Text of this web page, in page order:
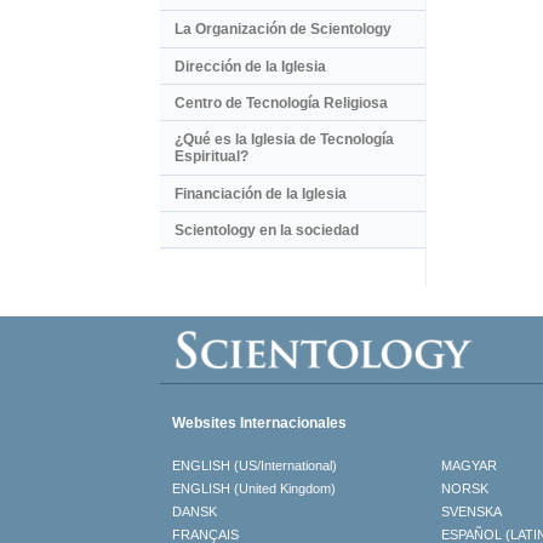
La Organización de Scientology
Dirección de la Iglesia
Centro de Tecnología Religiosa
¿Qué es la Iglesia de Tecnología
Espiritual?
Financiación de la Iglesia
Scientology en la sociedad
Websites Internacionales
ENGLISH (US/International)
ENGLISH (United Kingdom)
DANSK
FRANÇAIS
MAGYAR
NORSK
SVENSKA
ESPAÑOL